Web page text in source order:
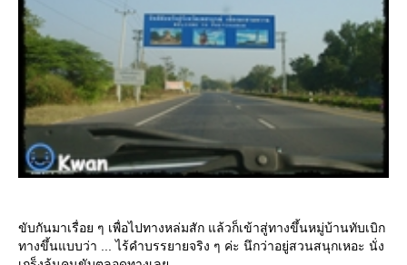
ขับกันมาเรื่อย ๆ เพื่อไปทางหล่มสัก แล้วก็เข้าสู่ทางขึ้นหมู่บ้านทับเบิก
ทางขึ้นแบบว่า ... ไร้คำบรรยายจริง ๆ ค่ะ นึกว่าอยู่สวนสนุกเหอะ นั่ง